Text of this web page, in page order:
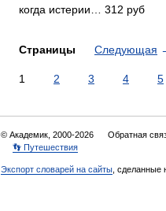
когда истерии… 312 руб
Страницы Следующая
1 2 3 4 5
© Академик, 2000-2026 Обратная
👣 Путешествия
Экспорт словарей на сайты , сделанные